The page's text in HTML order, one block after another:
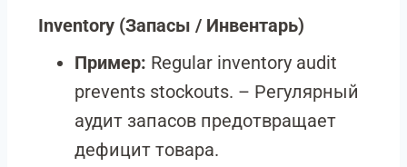
Inventory (Запасы / Инвентарь)
Пример: Regular inventory audit
prevents stockouts. – Регулярный
аудит запасов предотвращает
дефицит товара.